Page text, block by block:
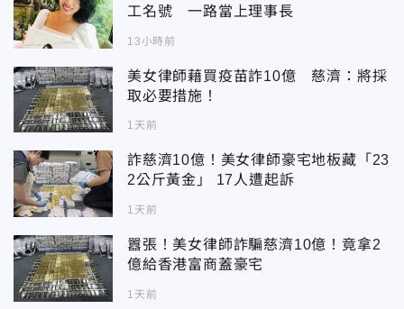
工名號 一路當上理事長
13小時前
美女律師藉買疫苗詐10億 慈濟：將採
取必要措施！
1天前
詐慈濟10億！美女律師豪宅地板藏「23
2公斤黃金」 17人遭起訴
1天前
囂張！美女律師詐騙慈濟10億！竟拿2
億給香港富商蓋豪宅
1天前